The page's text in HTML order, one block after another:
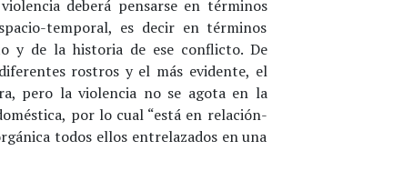
deberá pensarse en términos
temporal, es decir en términos
y de la historia de ese conflicto. De
rostros y el más evidente, el
pero la violencia no se agota en la
por lo cual “está en relación-
todos ellos entrelazados en una